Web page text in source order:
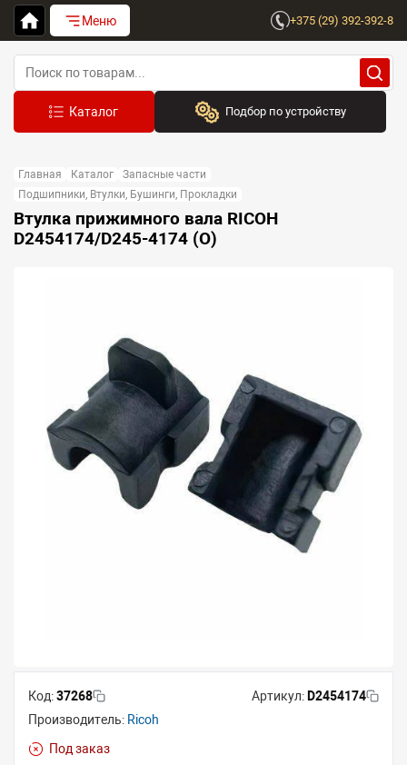
Меню +375 (29) 392-392-8
Подбор по устройству
Выберите бренд
Устройство:
Сначала выберите бренд
Главная Каталог
Запасные части
Подшипники, Втулки, Бушинги, Прокладки
Втулка прижимного вала RICOH
D2454174/D245-4174 (O)
Код:37268 Артикул: D2454174
Производитель: Ricoh
Под заказ